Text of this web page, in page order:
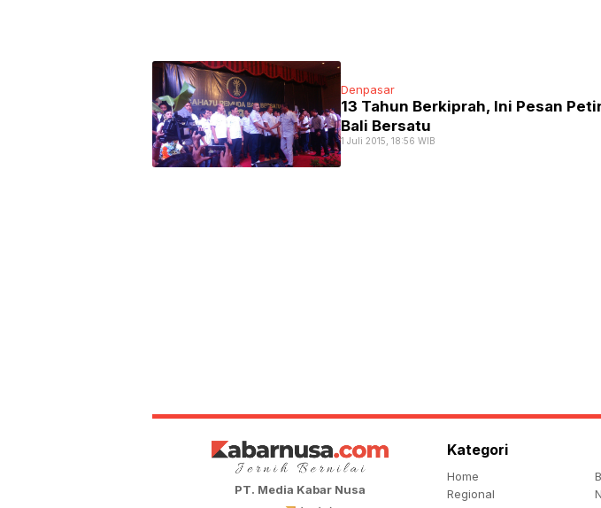
Denpasar
13 Tahun Berkiprah, Ini Pesan
Bali Bersatu
1 Juli 2015, 18:56 WIB
PT. Media Kabar Nusa
Kategori
Home
Regional